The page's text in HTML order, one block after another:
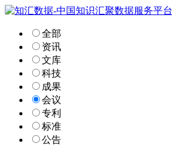
全部
资讯
文库
科技
成果
会议
专利
标准
公告